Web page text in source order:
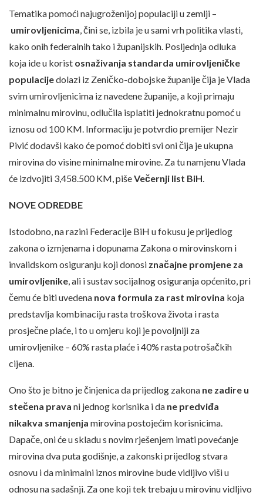
Tematika pomoći najugroženijoj populaciji u zemlji –
umirovljenicima, čini se, izbila je u sami vrh politika vlasti,
kako onih federalnih tako i županijskih. Posljednja odluka
koja ide u korist osnaživanja standarda umirovljeničke
populacijedolazi iz Zeničko-dobojske županije čija je Vlada
svim umirovljenicima iz navedene županije, a koji primaju
minimalnu mirovinu, odlučila isplatiti jednokratnu pomoć u
iznosu od 100 KM. Informaciju je potvrdio premijer Nezir
Pivić dodavši kako će pomoć dobiti svi oni čija je ukupna
mirovina do visine minimalne mirovine. Za tu namjenu Vlada
će izdvojiti 3,458.500 KM, pišeVečernji list BiH.
NOVE ODREDBE
Istodobno, na razini Federacije BiH u fokusu je prijedlog
zakona o izmjenama i dopunama Zakona o mirovinskom i
invalidskom osiguranju koji donosi značajne promjene za
umirovljenike, ali i sustav socijalnog osiguranja općenito, pri
čemu će biti uvedena nova formula za rast mirovina koja
predstavlja kombinaciju rasta troškova života i rasta
prosječne plaće, i to u omjeru koji je povoljniji za
umirovljenike – 60% rasta plaće i 40% rasta potrošačkih
cijena.
Ono što je bitno je činjenica da prijedlog zakona ne zadire u
stečena prava ni jednog korisnika i da ne predviđa
nikakva smanjenja mirovina postojećim korisnicima.
Dapače, oni će u skladu s novim rješenjem imati povećanje
mirovina dva puta godišnje, a zakonski prijedlog stvara
osnovu i da minimalni iznos mirovine bude vidljivo viši u
odnosu na sadašnji. Za one koji tek trebaju u mirovinu vidljivo